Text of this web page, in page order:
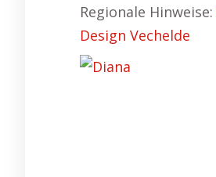
Regionale Hinweise:
Design Vechelde